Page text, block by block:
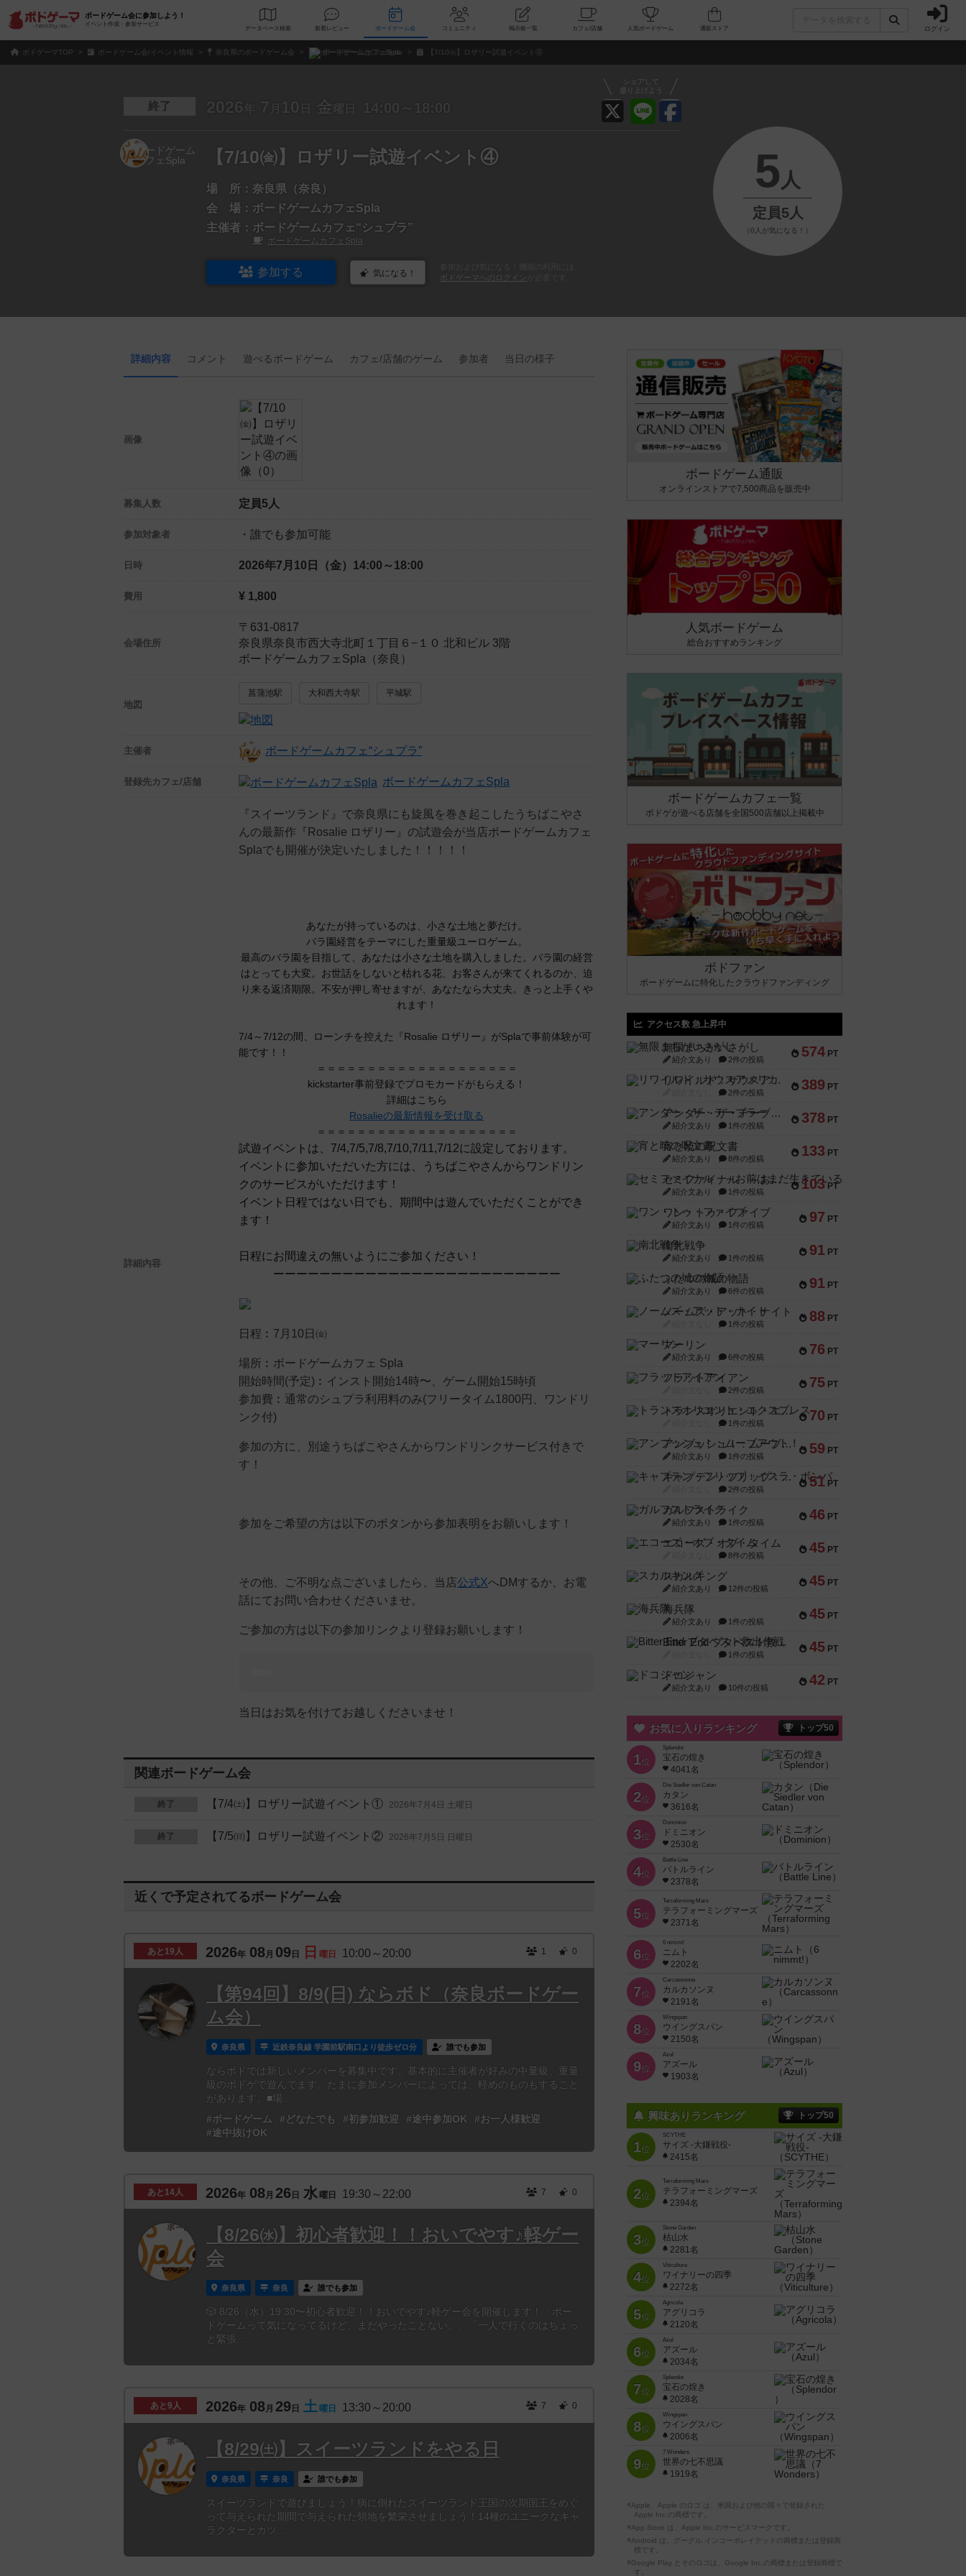
ボードゲーム会に参加しよう！
イベント作成・参加サービス
データベース 検索 新着レビュー ボードゲーム会 コミュニティ 掲示板一覧 カフェ/店舗 人気ボードゲーム ログイン
ボドゲーマTOP ボードゲーム会/イベント情報 奈良県のボードゲーム会 ボードゲームカフェSpla 【7/10㈮】ロザリー試遊イベント④
シェアして
盛り上げよう
終了 2026 年 7 月 10 日 金 曜日 14:00～18:00
【7/10㈮】ロザリー試遊イベント④
場 所： 奈良県（奈良）
会 場： ボードゲームカフェSpla
主催者： ボードゲームカフェ“シュプラ”
ボードゲームカフェSpla
参加する 気になる！
ボドゲーマへのログイン
5 人
定員5人
（0人が気になる！）
詳細内容 コメント 遊べるボードゲーム カフェ/店舗のゲーム 参加者 当日の様子
画像
募集人数 定員5人
参加対象者 ・誰でも参加可能
日時 2026年7月10日（金） 14:00～18:00
費用 ¥ 1,800
会場住所
〒631-0817
奈良県奈良市西大寺北町１丁目６−１０ 北和ビル 3階
ボードゲームカフェSpla（奈良）
地図
菖蒲池駅 大和西大寺駅 平城駅
主催者 ボードゲームカフェ“シュプラ”
登録先カフェ/店舗 ボードゲームカフェSpla
詳細内容
『スイーツランド』で奈良県にも旋風を巻き起こしたうちばこやさ
んの最新作『Rosalie ロザリー』の試遊会が当店ボードゲームカフェ
Splaでも開催が決定いたしました！！！！！
あなたが持っているのは、小さな土地と夢だけ。
バラ園経営をテーマにした重量級ユーロゲーム。
最高のバラ園を目指して、あなたは小さな土地を購入しました。バラ園の経営
はとっても大変。お世話をしないと枯れる花、お客さんが来てくれるのか、迫
り来る返済期限。不安が押し寄せますが、あなたなら大丈夫。きっと上手くや
れます！
7/4～7/12の間、ローンチを控えた『Rosalie ロザリー』がSplaで事前体験が可
能です！！
＝＝＝＝＝＝＝＝＝＝＝＝＝＝＝＝＝＝＝＝
kickstarter事前登録でプロモカードがもらえる！
詳細はこちら
Rosalieの最新情報を受け取る
＝＝＝＝＝＝＝＝＝＝＝＝＝＝＝＝＝＝＝＝
試遊イベントは、7/4,7/5,7/8,7/10,7/11,7/12に設定しております。
イベントに参加いただいた方には、うちばこやさんからワンドリン
クのサービスがいただけます！
イベント日程ではない日でも、期間中は遊んでいただくことができ
ます！
日程にお間違えの無いようにご参加ください！
ーーーーーーーーーーーーーーーーーーーーーーーーー
日程︰7月10日㈮
場所︰ボードゲームカフェ Spla
開始時間(予定)︰インスト開始14時〜、ゲーム開始15時頃
参加費︰通常のシュプラ利用料のみ(フリータイム1800円、ワンドリ
ンク付)
参加の方に、別途うちばこやさんからワンドリンクサービス付きで
す！
参加をご希望の方は以下のボタンから参加表明をお願いします！
その他、ご不明な点ございましたら、当店公式XへDMするか、お電
話にてお問い合わせくださいませ。
ご参加の方は以下の参加リンクより登録お願いします！
当日はお気を付けてお越しくださいませ！
関連ボードゲーム会
終了 【7/4㈯】ロザリー試遊イベント① 2026年7月4日 土曜日
終了 【7/5㈰】ロザリー試遊イベント② 2026年7月5日 日曜日
近くで予定されてるボードゲーム会
あと 19人 2026年 08 月 09 日 日 曜日 10:00～20:00 1 0
【第94回】8/9(日) ならボド（奈良ボードゲー
ム会）
奈良県 近鉄奈良線 学園前駅南口より徒歩ゼロ分 誰でも参加
ならボドでは新しいメンバーを募集中です。基本的に主催者が好みの中量級、重量
級のボドゲで遊んでます。たまに参加メンバーによっては、軽めのものもすること
があります。■場...
#ボードゲーム
#どなたでも #初参加歓迎 #途中参加OK
#お一人様歓迎
#途中抜けOK
あと 14人 2026年 08 月 26 日 水 曜日 19:30～22:00 7 0
【8/26㈬】初心者歓迎！！おいでやす♪軽ゲー
会
奈良県 奈良 誰でも参加
🎲 8/26（水）19:30〜初心者歓迎！！おいでやす♪軽ゲー会を開催します！「ボー
ドゲームって気になってるけど、まだやったことない。」「一人で行くのはちょっ
と緊張...
あと9人 2026年 08月 29 日 土 曜日 13:30～20:00 7 0
【8/29㈯】スイーツランドをやる日
奈良県 奈良 誰でも参加
スイーツランドで遊びましょう！病に倒れたスイーツランド王国の次期国王をめぐ
って与えられた期間で与えられた領地を繁栄させましょう！14種のユニークなキャ
ラクターとカツ...
ボードゲーム通販
オンラインストアで7,500商品を販売中
人気ボードゲーム
総合おすすめランキング
ボードゲームカフェ一覧
ボドゲが遊べる店舗を全国500店舗以上掲載中
ボドファン
ボードゲームに特化したクラウドファンディング
アクセス数 急上昇中
574 PT
無限まちがいさがし
紹介文あり 2件の投稿
389 PT
リワイルド：サウスアメリカ
2件の投稿
378 PT
アンダー・ザ・テーブラー
紹介文あり 1件の投稿
133 PT
宵と暁の呪文書
紹介文あり 8件の投稿
103 PT
セミファイナル ～お前はまだ生きている～
紹介文あり 1件の投稿
97 PT
ワン・トゥ・ファイブ
紹介文あり 1件の投稿
91 PT
南北戦争
紹介文あり 1件の投稿
91 PT
ふたつの城の物語
紹介文あり 6件の投稿
88 PT
ノームズ・アット・ナイト
1件の投稿
76 PT
マーリン
紹介文あり 6件の投稿
75 PT
フラットアイアン
2件の投稿
70 PT
トランスオリエント・エクスプレス
1件の投稿
59 PT
アンブッシュ！：ムーブアウト！
紹介文あり 1件の投稿
51 PT
キャプテン・フリップ：イスラ・ボンバ
2件の投稿
46 PT
ガルフストライク
紹介文あり 1件の投稿
45 PT
エコーズ・オブ・タイム
8件の投稿
45 PT
スカルキング
紹介文あり 12件の投稿
45 PT
海兵隊
紹介文あり 1件の投稿
45 PT
Bitter End ブタペスト救出作戦
1件の投稿
42 PT
ドコジャン
紹介文あり 10件の投稿
お気に入りランキング トップ50
1位
Splendor
宝石の煌き
4041名
2位
Die Siedler von Catan
カタン
3616名
3位
Dominion
ドミニオン
2530名
4位
Battle Line
バトルライン
2378名
5位
Terraforming Mars
テラフォーミングマーズ
2371名
6位
6 nimmt!
ニムト
2202名
7位
Carcassonne
カルカソンヌ
2191名
8位
Wingspan
ウイングスパン
2150名
9位
Azul
アズール
1903名
興味ありランキング トップ50
1位
SCYTHE
サイズ -大鎌戦役-
2415名
2位
Terraforming Mars
テラフォーミングマーズ
2394名
3位
Stone Garden
枯山水
2281名
4位
Viticulture
ワイナリーの四季
2272名
5位
Agricola
アグリコラ
2120名
6位
Azul
アズール
2034名
7位
Splendor
宝石の煌き
2028名
8位
Wingspan
ウイングスパン
2006名
9位
7 Wonders
世界の七不思議
1919名
※Apple、Apple のロゴ は、米国および他の国々で登録された
Apple Inc.の商標です。
※App Store は、Apple Inc.のサービスマークです。
※Android は、グーグル インコーポレイテッドの商標または登録商
標です。
※Google Play とそのロゴは、Google Inc.の商標または登録商標で
す。